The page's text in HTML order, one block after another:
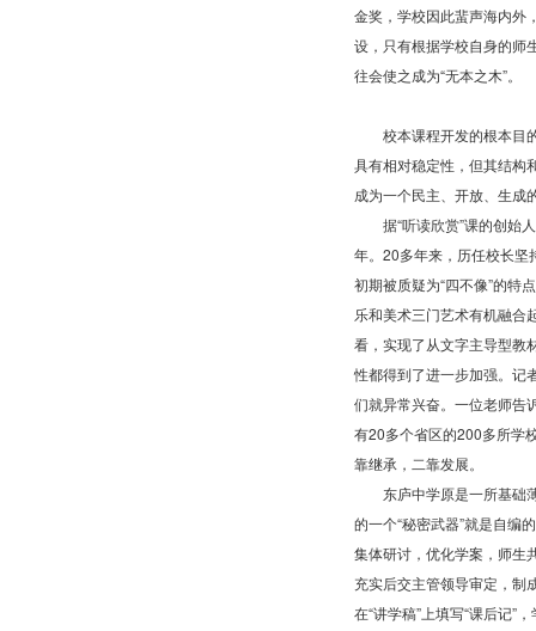
金奖，学校因此蜚声海内外
设，只有根据学校自身的师
往会使之成为“无本之木”。
校本课程开发的根本目的
具有相对稳定性，但其结构
成为一个民主、开放、生成
据“听读欣赏”课的创始人
年。20多年来，历任校长坚
初期被质疑为“四不像”的特
乐和美术三门艺术有机融合
看，实现了从文字主导型教
性都得到了进一步加强。记
们就异常兴奋。一位老师告
有20多个省区的200多所学
靠继承，二靠发展。
东庐中学原是一所基础薄
的一个“秘密武器”就是自编
集体研讨，优化学案，师生
充实后交主管领导审定，制
在“讲学稿”上填写“课后记”